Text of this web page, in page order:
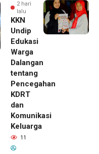
2 hari
lalu
KKN
Undip
Edukasi
Warga
Dalangan
tentang
Pencegahan
KDRT
dan
Komunikasi
Keluarga
11